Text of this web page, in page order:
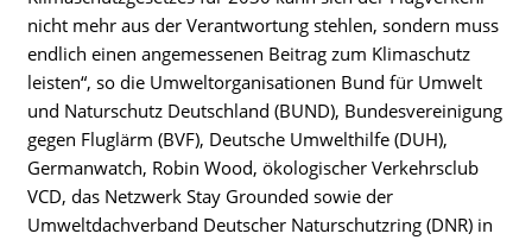
nicht mehr aus der Verantwortung stehlen, sondern muss
endlich einen angemessenen Beitrag zum Klimaschutz
leisten“, so die Umweltorganisationen Bund für Umwelt
und Naturschutz Deutschland (BUND), Bundesvereinigung
gegen Fluglärm (BVF), Deutsche Umwelthilfe (DUH),
Germanwatch, Robin Wood, ökologischer Verkehrsclub
VCD, das Netzwerk Stay Grounded sowie der
Umweltdachverband Deutscher Naturschutzring (DNR) in